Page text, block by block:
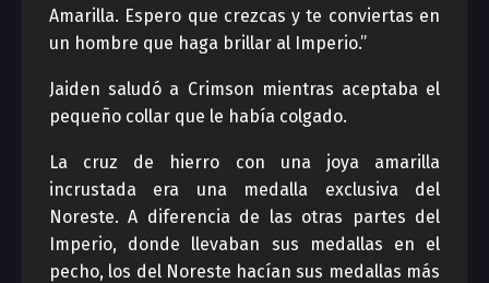
Amarilla. Espero que crezcas y te conviertas en
un hombre que haga brillar al Imperio.”
Jaiden saludó a Crimson mientras aceptaba el
pequeño collar que le había colgado.
La cruz de hierro con una joya amarilla
incrustada era una medalla exclusiva del
Noreste. A diferencia de las otras partes del
Imperio, donde llevaban sus medallas en el
pecho, los del Noreste hacían sus medallas más